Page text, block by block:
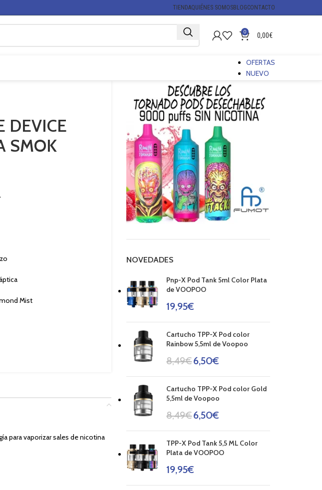
TIENDAQUIÉNES SOMOSBLOGCONTACTO
0 0,00€
OFERTAS
NUEVO
DEVICE
SMOK
Mist
para vaporizar sales de nicotina
NOVEDADES
Pnp-X Pod Tank 5ml Color Plata
de VOOPOO
19,95€
Cartucho TPP-X Pod color
Rainbow 5,5ml de Voopoo
8,49€6,50€
Cartucho TPP-X Pod color Gold
5,5ml de Voopoo
8,49€6,50€
TPP-X Pod Tank 5,5 ML Color
Plata de VOOPOO
19,95€